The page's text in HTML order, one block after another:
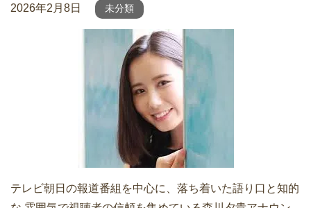
2026年2月8日 未分類
テレビ朝日の報道番組を中心に、落ち着いた語り口と知的